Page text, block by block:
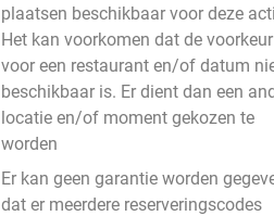
plaatsen beschikbaar voor deze
Het kan voorkomen dat de voorkeur
voor een restaurant en/of datum
beschikbaar is. Er dient dan een
locatie en/of moment gekozen te
worden
Er kan geen garantie worden
dat er meerdere reserveringscodes